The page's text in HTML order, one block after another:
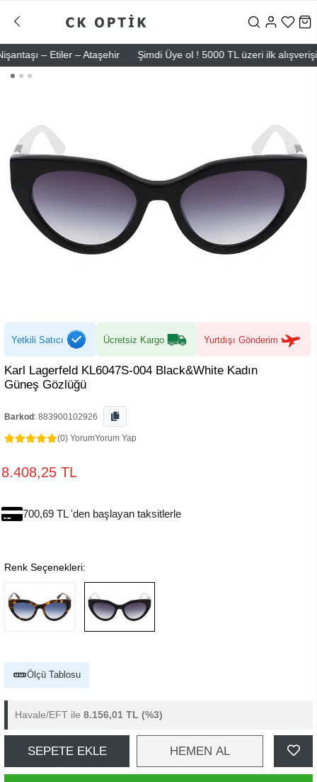
– Etiler – Ataşehir Şimdi Üye ol ! 5000 TL üzeri ilk alışverişinde
Yetkili Satıcı Ücretsiz Kargo Yurtdışı Gönderim
Karl Lagerfeld KL6047S-004 Black&White Kadın
Güneş Gözlüğü
Barkod : 883900102926
(0) YorumYorum Yap
8.408,25 TL
700,69 TL 'den başlayan taksitlerle
Renk Seçenekleri:
Ölçü Tablosu
Havale/EFT ile 8.156,01 TL (%3)
SEPETE EKLE HEMEN AL